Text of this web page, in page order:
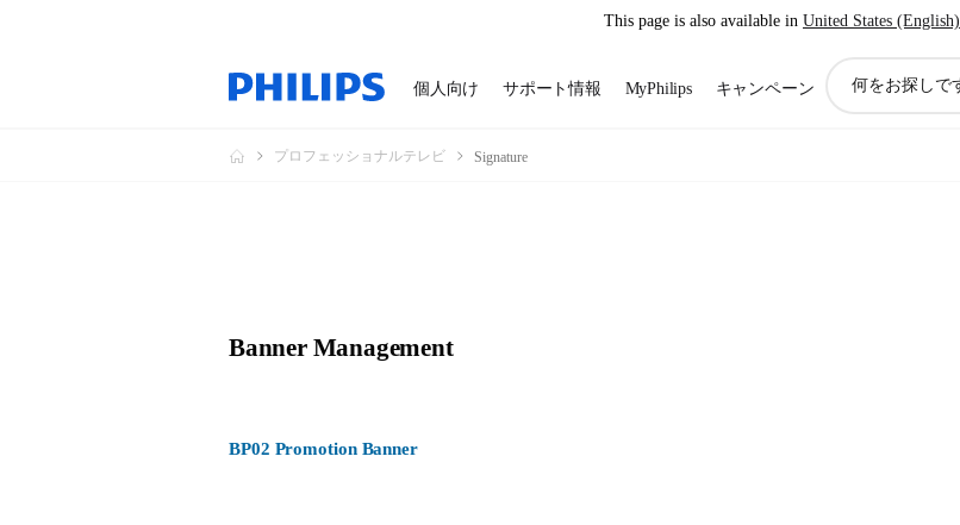
This page is also available in United States (English)
個人向け サポート情報 MyPhilips キャンペーン
プロフェッショナルテレビ Signature
Banner Management
BP02 Promotion Banner